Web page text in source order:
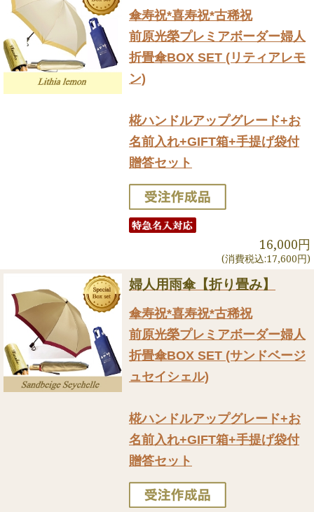
傘寿祝*喜寿祝*古稀祝
前原光榮プレミアボーダー婦人
折畳傘BOX SET (リティアレモ
ン)
椛ハンドルアップグレード+お
名前入れ+GIFT箱+手提げ袋付
贈答セット
16,000円
(消費税込:17,600円)
婦人用雨傘【折り畳み】
傘寿祝*喜寿祝*古稀祝
前原光榮プレミアボーダー婦人
折畳傘BOX SET (サンドベージ
ュセイシェル)
椛ハンドルアップグレード+お
名前入れ+GIFT箱+手提げ袋付
贈答セット